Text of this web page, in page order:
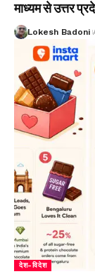
माध्यम से उत्तर
Lokesh Badoni
देश-विदेश